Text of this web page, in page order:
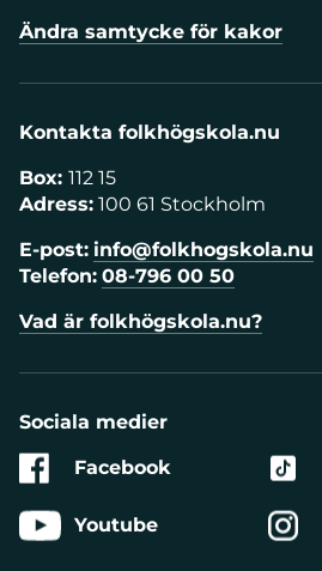
Ändra samtycke för kakor
Kontakta folkhögskola.nu
Box: 112 15
Adress: 100 61 Stockholm
E-post: info@folkhogskola.nu
Telefon: 08-796 00 50
Vad är folkhögskola.nu?
Sociala medier
Facebook
Youtube